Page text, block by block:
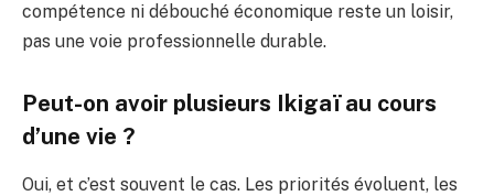
compétence ni débouché économique reste un loisir,
pas une voie professionnelle durable.
Peut-on avoir plusieurs Ikigaï au cours
d’une vie ?
Oui, et c’est souvent le cas. Les priorités évoluent, les